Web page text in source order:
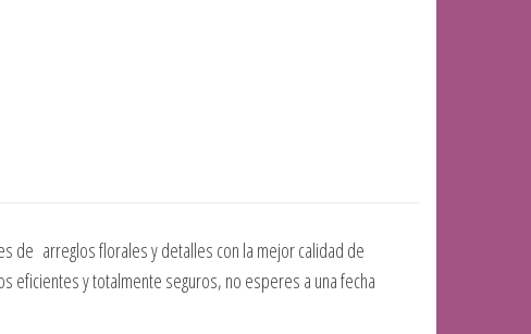
de arreglos florales y detalles con la mejor calidad de
eficientes y totalmente seguros, no esperes a una fecha